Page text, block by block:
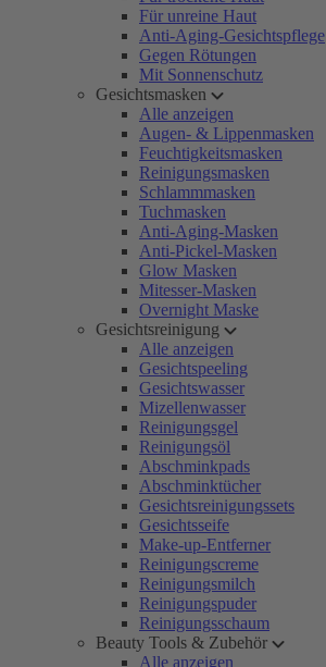
Für unreine Haut
Anti-Aging-Gesichtspflege
Gegen Rötungen
Mit Sonnenschutz
Gesichtsmasken
Alle anzeigen
Augen- & Lippenmasken
Feuchtigkeitsmasken
Reinigungsmasken
Schlammmasken
Tuchmasken
Anti-Aging-Masken
Anti-Pickel-Masken
Glow Masken
Mitesser-Masken
Overnight Maske
Gesichtsreinigung
Alle anzeigen
Gesichtspeeling
Gesichtswasser
Mizellenwasser
Reinigungsgel
Reinigungsöl
Abschminkpads
Abschminktücher
Gesichtsreinigungssets
Gesichtsseife
Make-up-Entferner
Reinigungscreme
Reinigungsmilch
Reinigungspuder
Reinigungsschaum
Beauty Tools & Zubehör
Alle anzeigen